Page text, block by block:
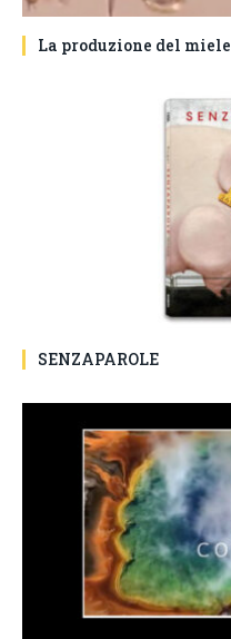
La produzione del miele
SENZAPAROLE